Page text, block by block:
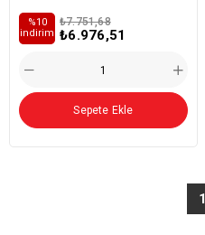
₺6.976,51
₺7.751,68
%10
i̇ndirim
Sepete Ekle
1